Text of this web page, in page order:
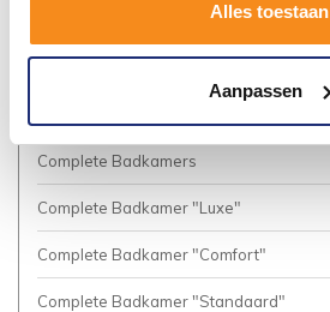
Alles toestaan
Aanpassen
Complete Badkamers
Complete Badkamer "Luxe"
Complete Badkamer "Comfort"
Complete Badkamer "Standaard"